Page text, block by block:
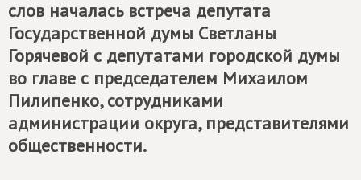
слов началась встреча депутата
Государственной думы Светланы
Горячевой с депутатами городской думы
во главе с председателем Михаилом
Пилипенко, сотрудниками
администрации округа, представителями
общественности.